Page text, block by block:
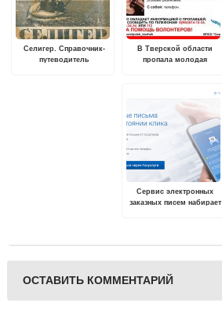
Селигер. Справочник-
путеводитель
В Тверской области
пропала молодая
Сервис электронных
заказных писем набирает
ОСТАВИТЬ КОММЕНТАРИЙ